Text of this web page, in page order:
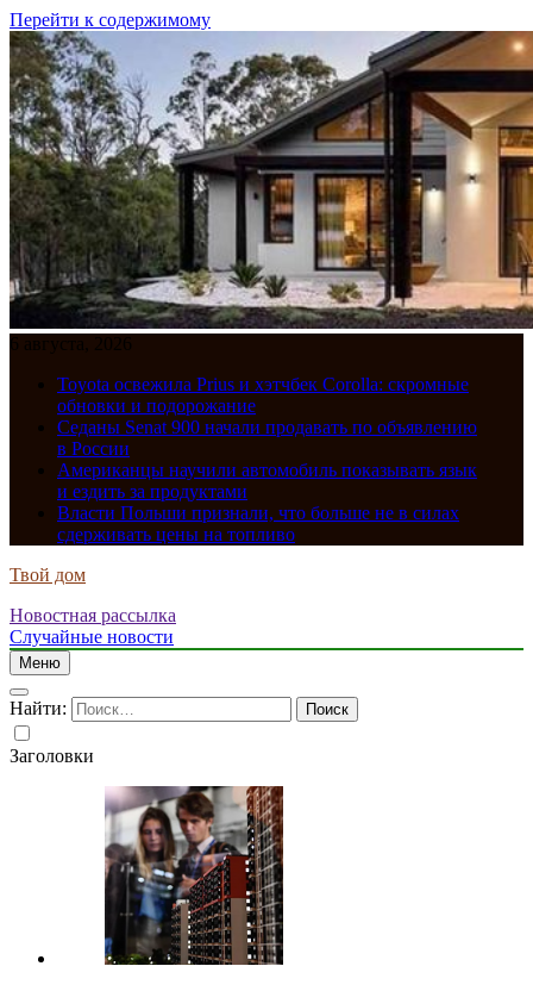
Перейти к содержимому
6 августа, 2026
Toyota освежила Prius и хэтчбек Corolla: скромные
обновки и подорожание
Седаны Senat 900 начали продавать по объявлению
в России
Американцы научили автомобиль показывать язык
и ездить за продуктами
Власти Польши признали, что больше не в силах
сдерживать цены на топливо
Твой дом
Новостная рассылка
Случайные новости
Меню
Найти:
Заголовки